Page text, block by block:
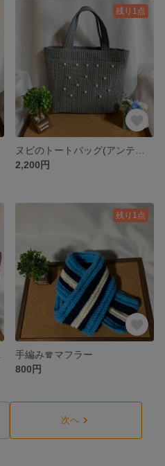
残り1点
2,200円
残り1点
手編み🧣マフラー
800円
次へ